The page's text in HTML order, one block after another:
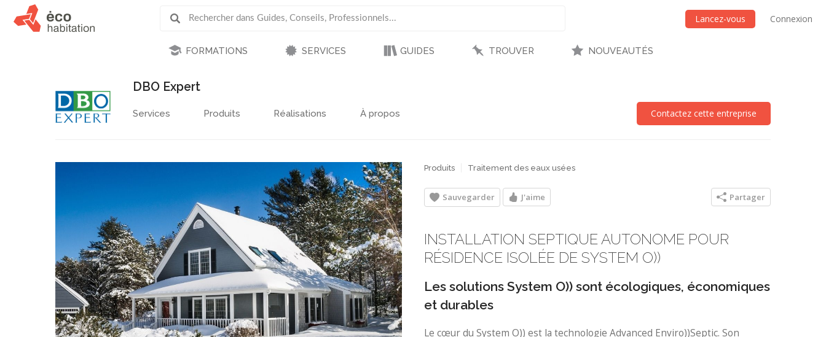
Lancez-vous Connexion
FORMATIONS SERVICES GUIDES TROUVER NOUVEAUTÉS
DBO Expert
Contactez cette entreprise
Services Produits Réalisations À propos
Produits Traitement des eaux usées
Sauvegarder J'aime Partager
INSTALLATION SEPTIQUE AUTONOME POUR
RÉSIDENCE ISOLÉE DE SYSTEM O))
Les solutions System O)) sont écologiques, économiques
et durables
Le cœur du System O)) est la technologie Advanced Enviro))Septic. Son